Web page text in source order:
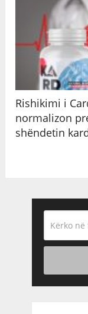
Rishikimi i
normalizon
shëndetin